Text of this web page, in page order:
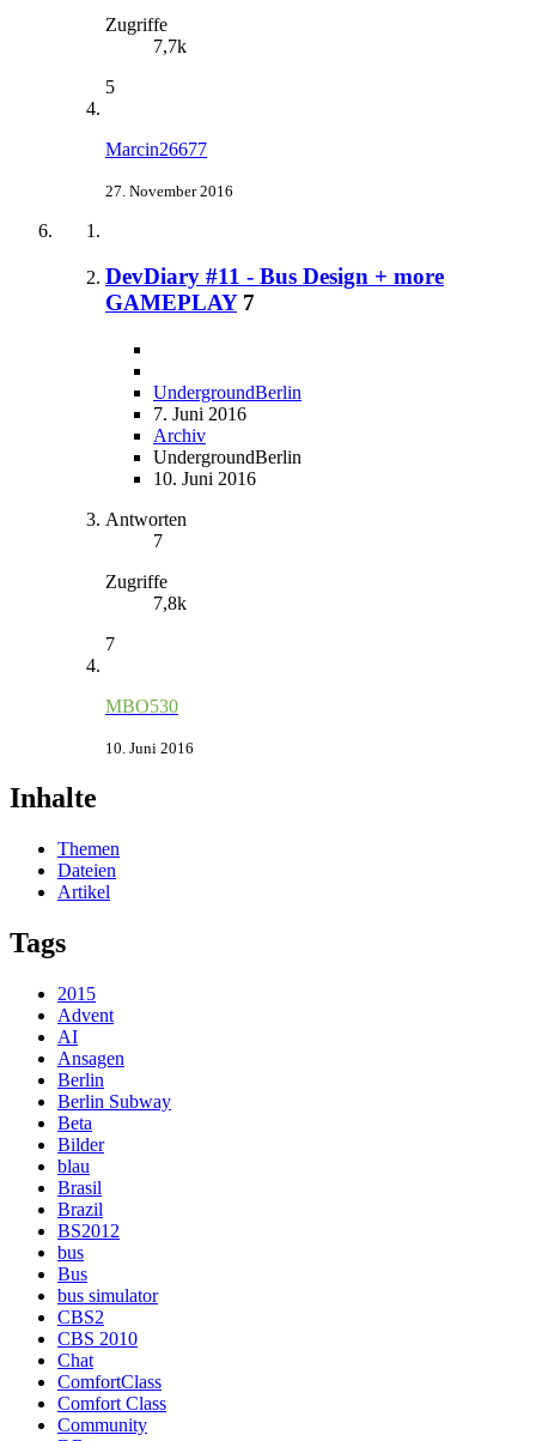
Zugriffe
7,7k
5
Marcin26677
27. November 2016
DevDiary #11 - Bus Design + more
GAMEPLAY 7
UndergroundBerlin
7. Juni 2016
Archiv
UndergroundBerlin
10. Juni 2016
Antworten
7
Zugriffe
7,8k
7
MBO530
10. Juni 2016
Inhalte
Themen
Dateien
Artikel
Tags
2015
Advent
AI
Ansagen
Berlin
Berlin Subway
Beta
Bilder
blau
Brasil
Brazil
BS2012
bus
Bus
bus simulator
CBS2
CBS 2010
Chat
ComfortClass
Comfort Class
Community